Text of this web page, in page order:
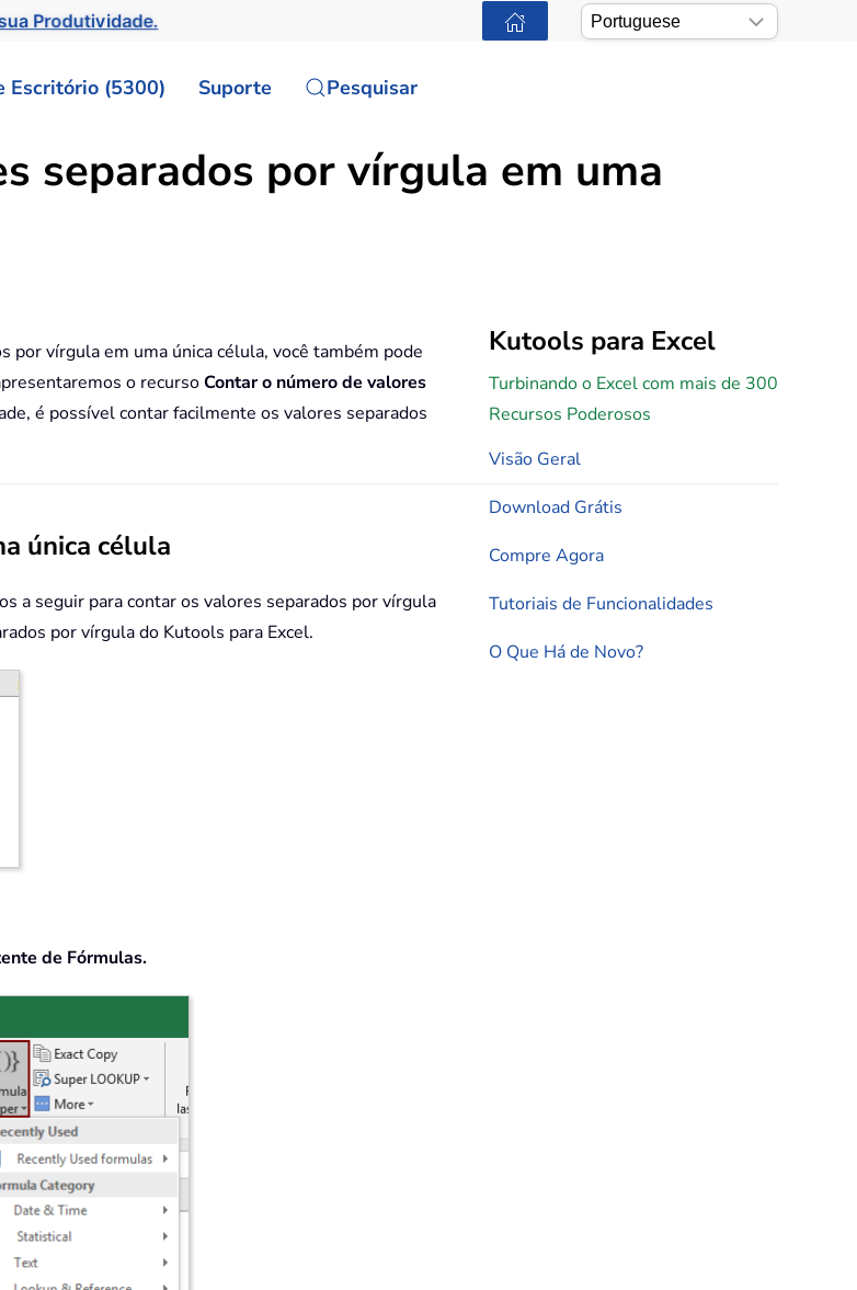
Produtividade.
Escritório (5300) Suporte Pesquisar
separados por vírgula em uma
Kutools para Excel
Turbinando o Excel com mais de 300
Recursos Poderosos
Visão Geral
Download Grátis
Compre Agora
Tutoriais de Funcionalidades
O Que Há de Novo?
vírgula em uma única célula, você também pode
o recursoContar o número de valores
é possível contar facilmente os valores separados
única célula
a seguir para contar os valores separados por vírgula
por vírgula do Kutools para Excel.
de Fórmulas.